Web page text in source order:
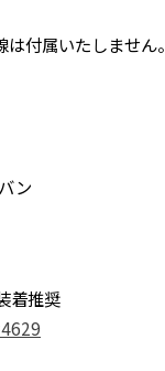
付属いたしません。
ン
着推奨